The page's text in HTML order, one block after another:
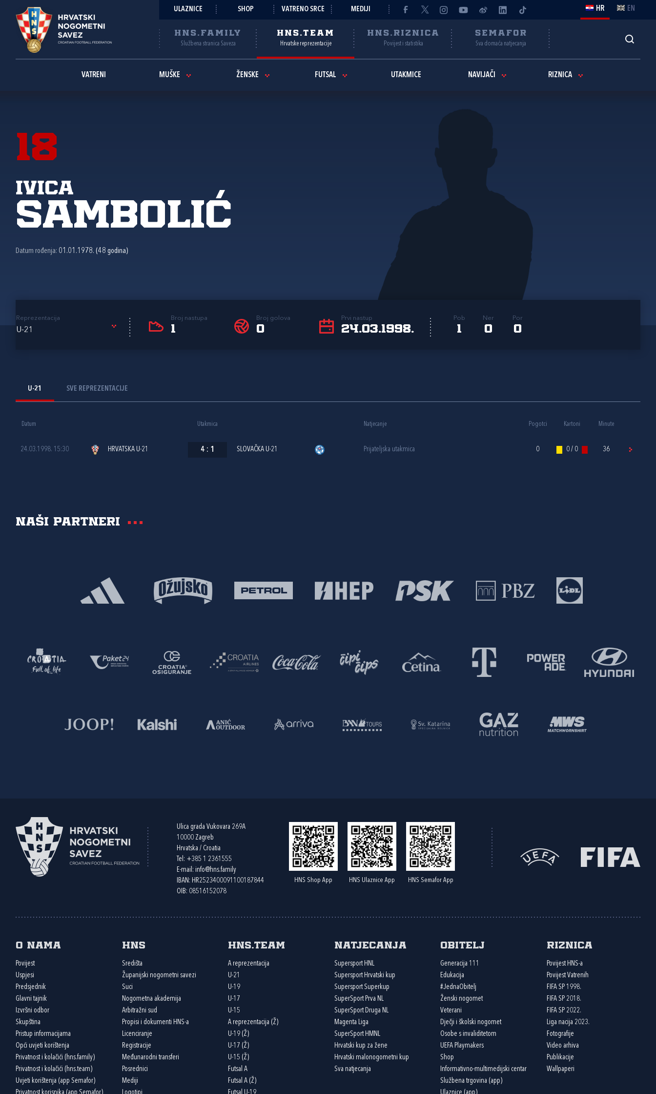
ULAZNICE SHOP VATRENO SRCE MEDIJI HR EN
HNS.FAMILY
Službena stranica Saveza
HNS.TEAM
Hrvatske reprezentacije
HNS.RIZNICA
Povijest i statistika
SEMAFOR
Sva domaća natjecanja
VATRENI MUŠKE ŽENSKE FUTSAL UTAKMICE NAVIJAČI RIZNICA
18
Ivica
Sambolić
Datum rođenja: 01.01.1978. (48 godina)
Reprezentacija
U-21
Broj nastupa
1
Broj golova
0
Prvi nastup
24.03.1998.
Pob
1
Ner
0
Por
0
U-21 SVE REPREZENTACIJE
Datum Utakmica Natjecanje Pogotci Kartoni Minute
24.03.1998. 15:30 HRVATSKA U-21 4 : 1 SLOVAČKA U-21 Prijateljska utakmica 0 0 / 0 36
Naši partneri
Ulica grada Vukovara 269A
10000 Zagreb
Hrvatska / Croatia
Tel: +385 1 2361555
E-mail: info@hns.family
IBAN: HR2523400091100187844
OIB: 08516152078
HNS Shop App HNS Ulaznice App HNS Semafor App
O nama
Povijest
Uspjesi
Predsjednik
Glavni tajnik
Izvršni odbor
Skupština
Pristup informacijama
Opći uvjeti korištenja
Privatnost i kolačići (hns.family)
Privatnost i kolačići (hns.team)
Uvjeti korištenja (app Semafor)
HNS
Središta
Županijski nogometni savezi
Suci
Nogometna akademija
Arbitražni sud
Propisi i dokumenti HNS-a
Licenciranje
Registracije
Međunarodni transferi
Posrednici
Mediji
HNS.team
A reprezentacija
U-21
U-19
U-17
U-15
A reprezentacija (Ž)
U-19 (Ž)
U-17 (Ž)
U-15 (Ž)
Futsal A
Futsal A (Ž)
Natjecanja
Supersport HNL
Supersport Hrvatski kup
Supersport Superkup
SuperSport Prva NL
SuperSport Druga NL
Magenta Liga
SuperSport HMNL
Hrvatski kup za žene
Hrvatski malonogometni kup
Sva natjecanja
Obitelj
Generacija 111
Edukacija
#JednaObitelj
Ženski nogomet
Veterani
Dječji i školski nogomet
Osobe s invaliditetom
UEFA Playmakers
Shop
Informativno-multimedijski centar
Službena trgovina (app)
Riznica
Povijest HNS-a
Povijest Vatrenih
FIFA SP 1998.
FIFA SP 2018.
FIFA SP 2022.
Liga nacija 2023.
Fotografije
Video arhiva
Publikacije
Wallpaperi